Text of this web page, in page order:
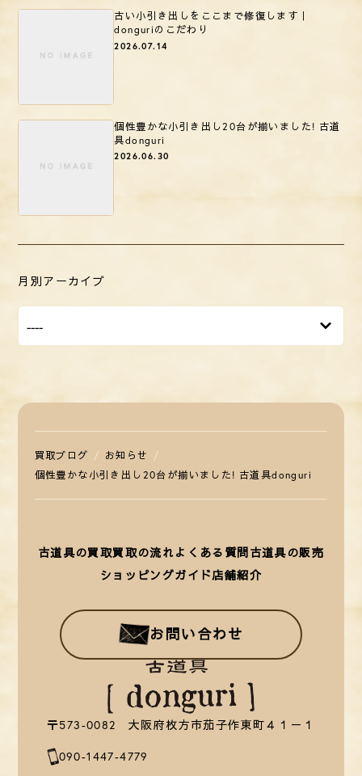
古い小引き出しをここまで修復します｜
donguriのこだわり
2026.07.14
個性豊かな小引き出し20台が揃いました! 古道
具donguri
2026.06.30
月別アーカイブ
買取ブログ
お知らせ
個性豊かな小引き出し20台が揃いました! 古道具donguri
古道具の買取買取の流れよくある質問 古道具の販売
ショッピングガイド店舗紹介
お問い合わせ
〒573-0082 大阪府枚方市茄子作東町４１－１
090-1447-4779